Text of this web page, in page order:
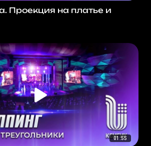
Проекция на платье и
01:55